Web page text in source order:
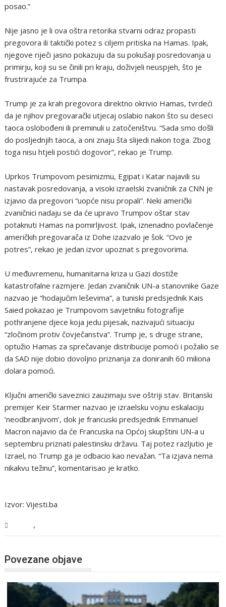
posao.”
Nije jasno je li ova oštra retorika stvarni odraz propasti
pregovora ili taktički potez s ciljem pritiska na Hamas. Ipak,
njegove riječi jasno pokazuju da su pokušaji posredovanja u
primirju, koji su se činili pri kraju, doživjeli neuspjeh, što je
frustrirajuće za Trumpa.
Trump je za krah pregovora direktno okrivio Hamas, tvrdeći
da je njihov pregovarački utjecaj oslabio nakon što su deseci
taoca oslobođeni ili preminuli u zatočeništvu. “Sada smo došli
do posljednjih taoca, a oni znaju šta slijedi nakon toga. Zbog
toga nisu htjeli postići dogovor”, rekao je Trump.
Uprkos Trumpovom pesimizmu, Egipat i Katar najavili su
nastavak posredovanja, a visoki izraelski zvaničnik za CNN je
izjavio da pregovori “uopće nisu propali”. Neki američki
zvaničnici nadaju se da će upravo Trumpov oštar stav
potaknuti Hamas na pomirljivost. Ipak, iznenadno povlačenje
američkih pregovarača iz Dohe izazvalo je šok. “Ovo je
potres”, rekao je jedan izvor upoznat s pregovorima.
U međuvremenu, humanitarna kriza u Gazi dostiže
katastrofalne razmjere. Jedan zvaničnik UN-a stanovnike Gaze
nazvao je “hodajućim leševima”, a tuniski predsjednik Kais
Saied pokazao je Trumpovom savjetniku fotografije
pothranjene djece koja jedu pijesak, nazivajući situaciju
“zločinom protiv čovječanstva”. Trump je, s druge strane,
optužio Hamas za sprečavanje distribucije pomoći i požalio se
da SAD nije dobio dovoljno priznanja za doniranih 60 miliona
dolara pomoći.
Ključni američki saveznici zauzimaju sve oštriji stav. Britanski
premijer Keir Starmer nazvao je izraelsku vojnu eskalaciju
‘neodbranjivom’, dok je francuski predsjednik Emmanuel
Macron najavio da će Francuska na Općoj skupštini UN-a u
septembru priznati palestinsku državu. Taj potez razljutio je
Izrael, no Trump ga je odbacio kao nevažan. “Ta izjava nema
nikakvu težinu”, komentarisao je kratko.
Izvor: Vijesti.ba
,
Povezane objave